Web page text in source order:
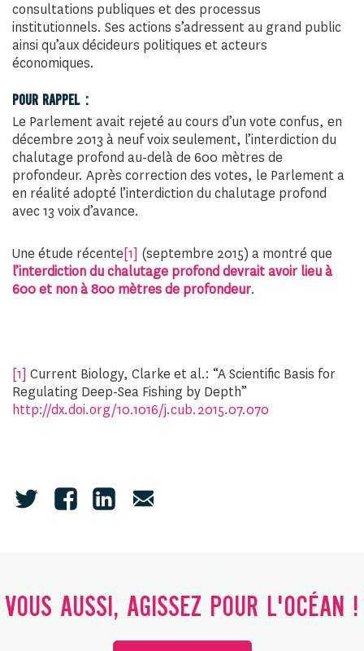
consultations publiques et des processus
institutionnels. Ses actions s’adressent au grand public
ainsi qu’aux décideurs politiques et acteurs
économiques.
POUR RAPPEL :
Le Parlement avait rejeté au cours d’un vote confus, en
décembre 2013 à neuf voix seulement, l’interdiction du
chalutage profond au-delà de 600 mètres de
profondeur. Après correction des votes, le Parlement a
en réalité adopté l’interdiction du chalutage profond
avec 13 voix d’avance.
Une étude récente[1] (septembre 2015) a montré que
l’interdiction du chalutage profond devrait avoir lieu à
600 et non à 800 mètres de profondeur.
[1] Current Biology, Clarke et al.: “A Scientific Basis for
Regulating Deep-Sea Fishing by Depth”
http://dx.doi.org/10.1016/j.cub.2015.07.070
VOUS AUSSI, AGISSEZ POUR L'OCÉAN !